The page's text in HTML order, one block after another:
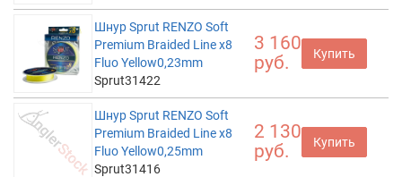
Шнур Sprut RENZO Soft
Premium Braided Line x8
Fluo Yellow0,23mm
Sprut31422
3 160
руб.
Купить
Шнур Sprut RENZO Soft
Premium Braided Line x8
Fluo Yellow0,25mm
Sprut31416
2 130
руб.
Купить